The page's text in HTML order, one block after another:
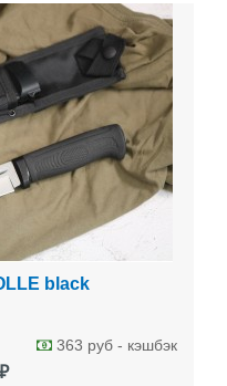
black
363 руб - кэшбэк